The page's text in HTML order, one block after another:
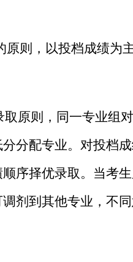
原则，以投档成绩为
取原则，同一专业组
分配专业。对投档
序择优录取。当考
剂到其他专业，不